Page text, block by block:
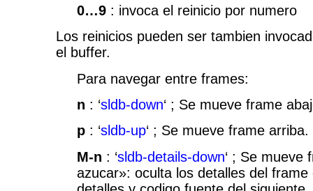
0…9 : invoca el reinicio por numero
Los reinicios pueden ser tambien
el buffer.
Para navegar entre frames:
n : ‘sldb-down‘ ; Se mueve frame
p : ‘sldb-up‘ ; Se mueve frame arriba.
M-n : ‘sldb-details-down‘ ; Se mueve
azucar»: oculta los detalles del